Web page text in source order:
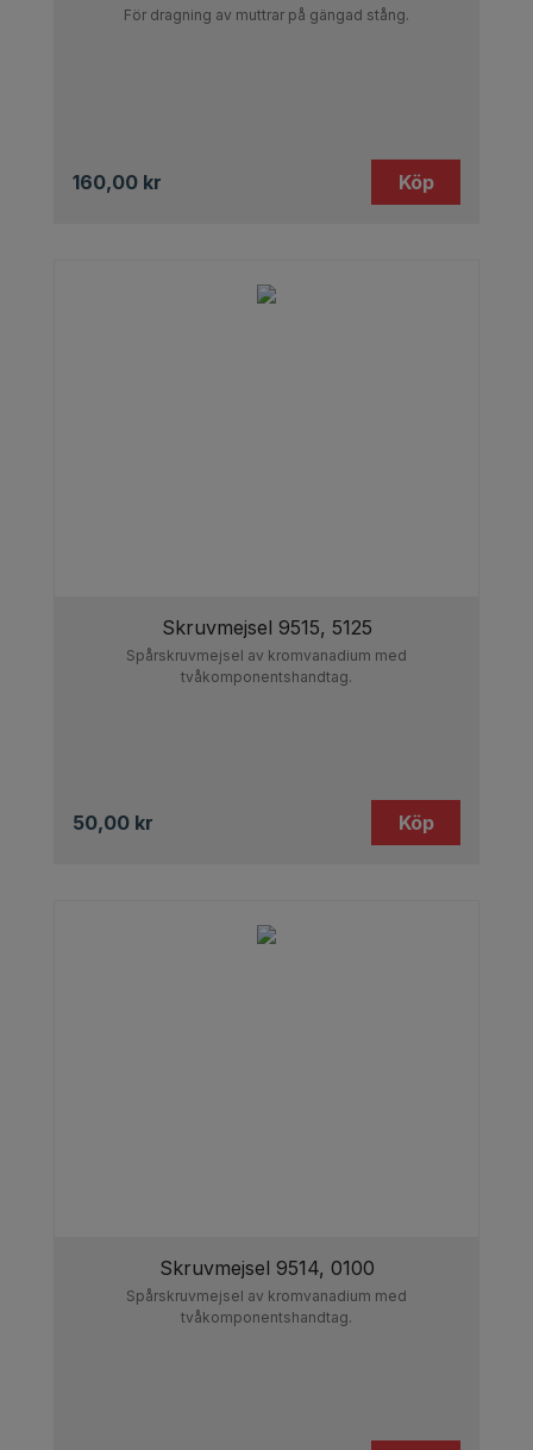
För dragning av muttrar på gängad stång.
160,00 kr Köp
Skruvmejsel 9515, 5125
Spårskruvmejsel av kromvanadium med
tvåkomponentshandtag.
50,00 kr Köp
Skruvmejsel 9514, 0100
Spårskruvmejsel av kromvanadium med
tvåkomponentshandtag.